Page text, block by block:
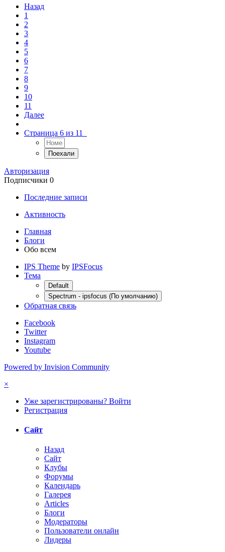
Назад
1
2
3
4
5
6
7
8
9
10
11
Далее
Страница 6 из 11
Авторизация
Подписчики 0
Последние записи
Активность
Главная
Блоги
Обо всем
IPS Theme by IPSFocus
Тема
Default
Spectrum - ipsfocus (По умолчанию)
Обратная связь
Facebook
Twitter
Instagram
Youtube
Powered by Invision Community
×
Уже зарегистрированы? Войти
Регистрация
Сайт
Назад
Сайт
Клубы
Форумы
Календарь
Галерея
Articles
Блоги
Модераторы
Пользователи онлайн
Лидеры